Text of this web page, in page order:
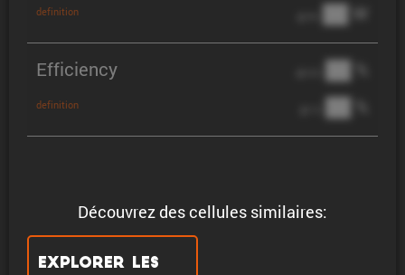
Découvrez des cellules similaires:
Explorer les
definition ██ W
Efficiency
definition
██ %
██ %